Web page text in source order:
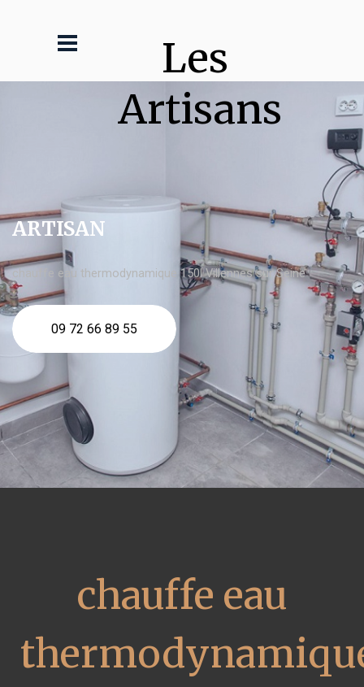
Les
Artisans
ARTISAN
chauffe eau thermodynamique 150l Villennes sur Seine
09 72 66 89 55
chauffe eau